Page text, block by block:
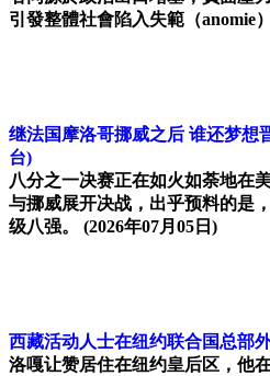
引發整體社會陷入失範（anomie
继法国摩洛哥挪威之后 谁还梦想
台)
八分之一决赛正在如火如荼地在
与挪威展开决战，出乎预料的是
级八强。 (2026年07月05日)
西藏活动人士在纽约联合国总部
洛嘎让赞居住在纽约皇后区，他